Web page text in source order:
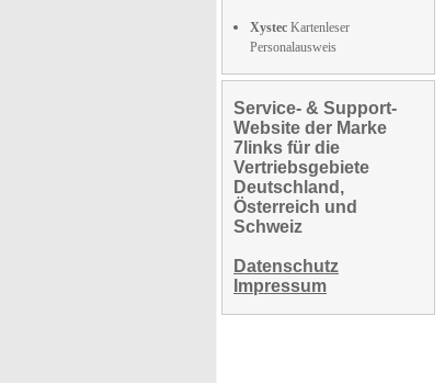
Xystec Kartenleser
Personalausweis
Service- & Support-
Website der Marke
7links für die
Vertriebsgebiete
Deutschland,
Österreich und
Schweiz
Datenschutz
Impressum